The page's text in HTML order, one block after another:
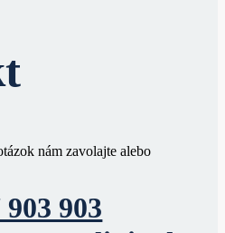
nám zavolajte alebo
903